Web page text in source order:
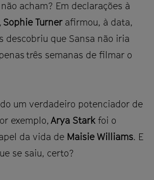
acham? Em declarações à
Sophie Turner afirmou, à data,
descobriu que Sansa não iria
três semanas de filmar o
um verdadeiro potenciador de
exemplo, Arya Stark foi o
da vida de Maisie Williams. E
se saiu, certo?